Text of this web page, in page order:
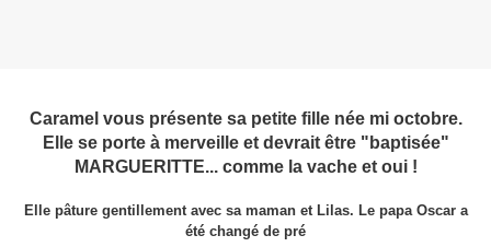
Caramel vous présente sa petite fille née mi octobre.
Elle se porte à merveille et devrait être "baptisée"
MARGUERITTE... comme la vache et oui !
Elle pâture gentillement avec sa maman et Lilas. Le papa Oscar a
été changé de pré